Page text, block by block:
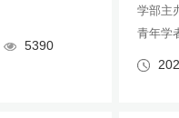
5390
学部主
青年学